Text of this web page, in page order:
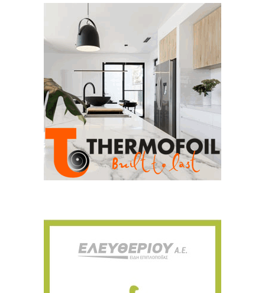
Για να μαθαίνετε πρώτοι τα νέα και όλες
τις τάσεις του κλάδου, εγγραφείτε στο
newsletter μας!
Email
Γράψτε εδώ το email σας
ΕΓΓΡΑΦΉ